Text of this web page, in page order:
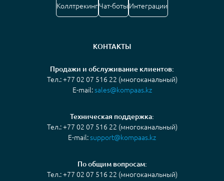
КоллтрекингЧат-боты Интеграции
КОНТАКТЫ
Продажи и обслуживание клиентов:
Тел.: +77 02 07 516 22 (многоканальный)
E-mail:sales@kompaas.kz
Техническая поддержка:
Тел.: +77 02 07 516 22 (многоканальный)
E-mail:support@kompaas.kz
По общим вопросам:
Тел.: +77 02 07 516 22 (многоканальный)